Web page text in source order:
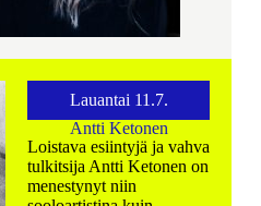
Lauantai 11.7.
Antti Ketonen
Loistava esiintyjä ja vahva
tulkitsija Antti Ketonen on
menestynyt niin